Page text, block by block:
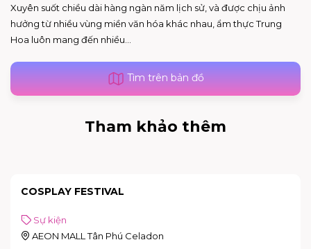
Xuyên suốt chiều dài hàng ngàn năm lịch sử, và được chịu ảnh
hưởng từ nhiều vùng miền văn hóa khác nhau, ẩm thực Trung
Hoa luôn mang đến nhiều...
Tìm trên bản đồ
Tham khảo thêm
COSPLAY FESTIVAL
Sự kiện
AEON MALL Tân Phú Celadon